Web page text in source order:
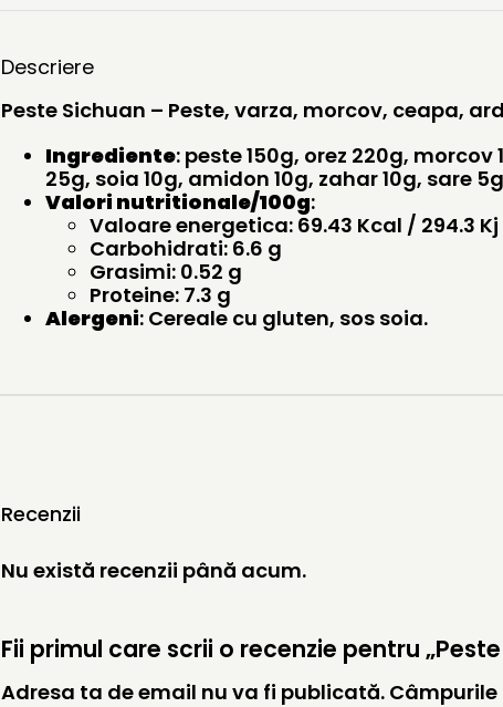
Descriere
Peste Sichuan – Peste, varza, morcov, ceapa,
Ingrediente: peste 150g, orez 220g,
25g, soia 10g, amidon 10g, zahar 10g, sare
Valori nutritionale/100g:
Valoare energetica: 69.43 Kcal / 294.3 Kj
Carbohidrati: 6.6 g
Grasimi: 0.52 g
Proteine: 7.3 g
Alergeni: Cereale cu gluten, sos soia.
Recenzii
Nu există recenzii până acum.
Fii primul care scrii o recenzie pentru
Adresa ta de email nu va fi publicată.